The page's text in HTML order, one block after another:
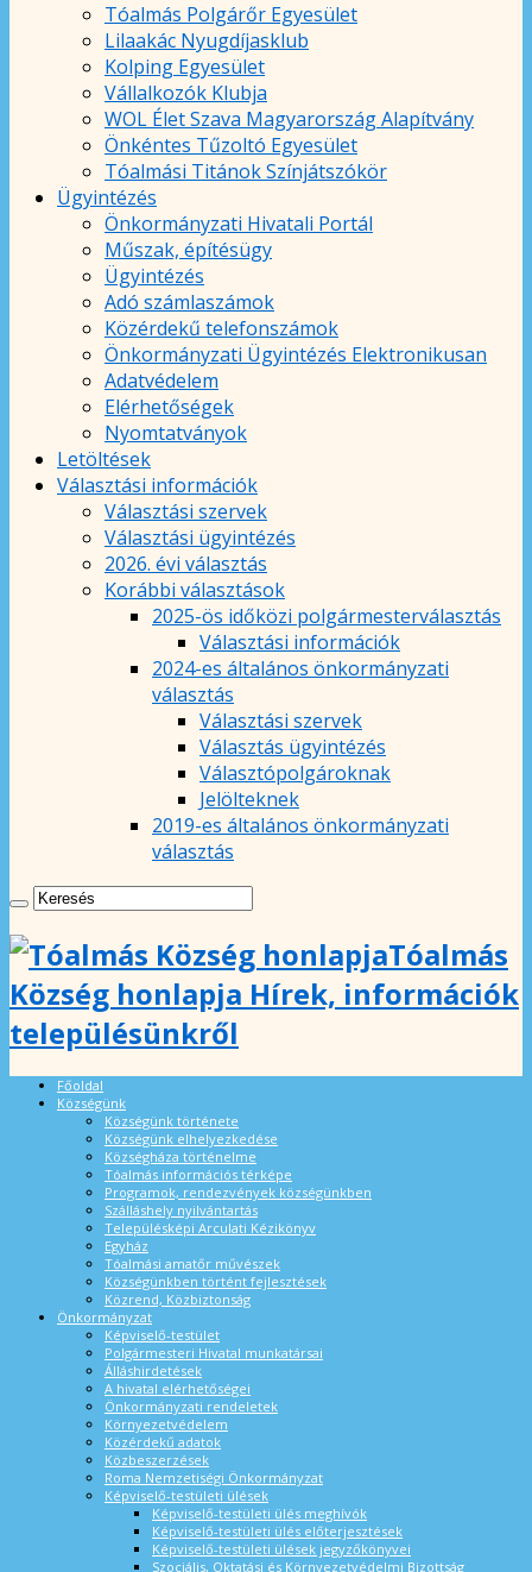
Tóalmás Polgárőr Egyesület
Lilaakác Nyugdíjasklub
Kolping Egyesület
Vállalkozók Klubja
WOL Élet Szava Magyarország Alapítvány
Önkéntes Tűzoltó Egyesület
Tóalmási Titánok Színjátszókör
Ügyintézés
Önkormányzati Hivatali Portál
Műszak, építésügy
Ügyintézés
Adó számlaszámok
Közérdekű telefonszámok
Önkormányzati Ügyintézés Elektronikusan
Adatvédelem
Elérhetőségek
Nyomtatványok
Letöltések
Választási információk
Választási szervek
Választási ügyintézés
2026. évi választás
Korábbi választások
2025-ös időközi polgármesterválasztás
Választási információk
2024-es általános önkormányzati
választás
Választási szervek
Választás ügyintézés
Választópolgároknak
Jelölteknek
2019-es általános önkormányzati
választás
Tóalmás
Község honlapja Hírek, információk
településünkről
Főoldal
Községünk
Községünk története
Községünk elhelyezkedése
Községháza történelme
Tóalmás információs térképe
Programok, rendezvények községünkben
Szálláshely nyilvántartás
Településképi Arculati Kézikönyv
Egyház
Tóalmási amatőr művészek
Községünkben történt fejlesztések
Közrend, Közbiztonság
Önkormányzat
Képviselő-testület
Polgármesteri Hivatal munkatársai
Álláshirdetések
A hivatal elérhetőségei
Önkormányzati rendeletek
Környezetvédelem
Közérdekű adatok
Közbeszerzések
Roma Nemzetiségi Önkormányzat
Képviselő-testületi ülések
Képviselő-testületi ülés meghívók
Képviselő-testületi ülés előterjesztések
Képviselő-testületi ülések jegyzőkönyvei
Szociális, Oktatási és Környezetvédelmi Bizottság